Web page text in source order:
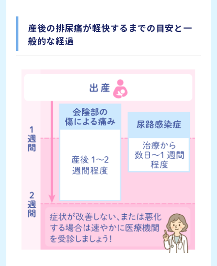
産後の排尿痛が軽快するまでの目安と一
般的な経過